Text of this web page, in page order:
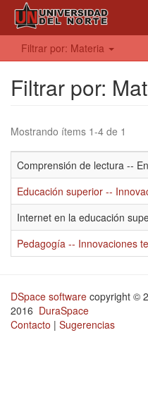
Filtrar por: Materia
Filtrar por:
Mostrando ítems 1-4 de 1
Comprensión de lectura --
Educación superior --
Internet en la educación
Pedagogía -- Innovaciones
DSpace software copyright ©
2016 DuraSpace
Contacto | Sugerencias